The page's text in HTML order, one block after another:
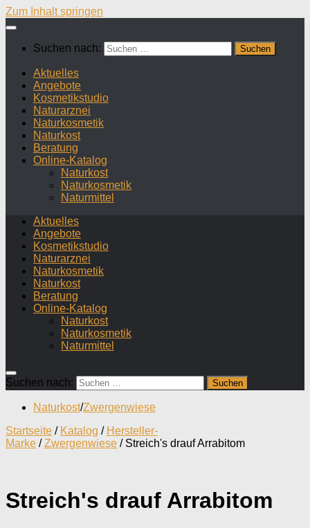
Zum Inhalt springen
Suchen nach:
Aktuelles
Angebote
Kosmetikstudio
Naturarznei
Naturkosmetik
Naturkost
Beratung
Online-Katalog
Naturkost
Naturkosmetik
Naturmittel
Aktuelles
Angebote
Kosmetikstudio
Naturarznei
Naturkosmetik
Naturkost
Beratung
Online-Katalog
Naturkost
Naturkosmetik
Naturmittel
Suchen nach:
Naturkost/Zwergenwiese
Startseite / Katalog / Hersteller-
Marke /Zwergenwiese / Streich's drauf Arrabitom
Streich's drauf Arrabitom